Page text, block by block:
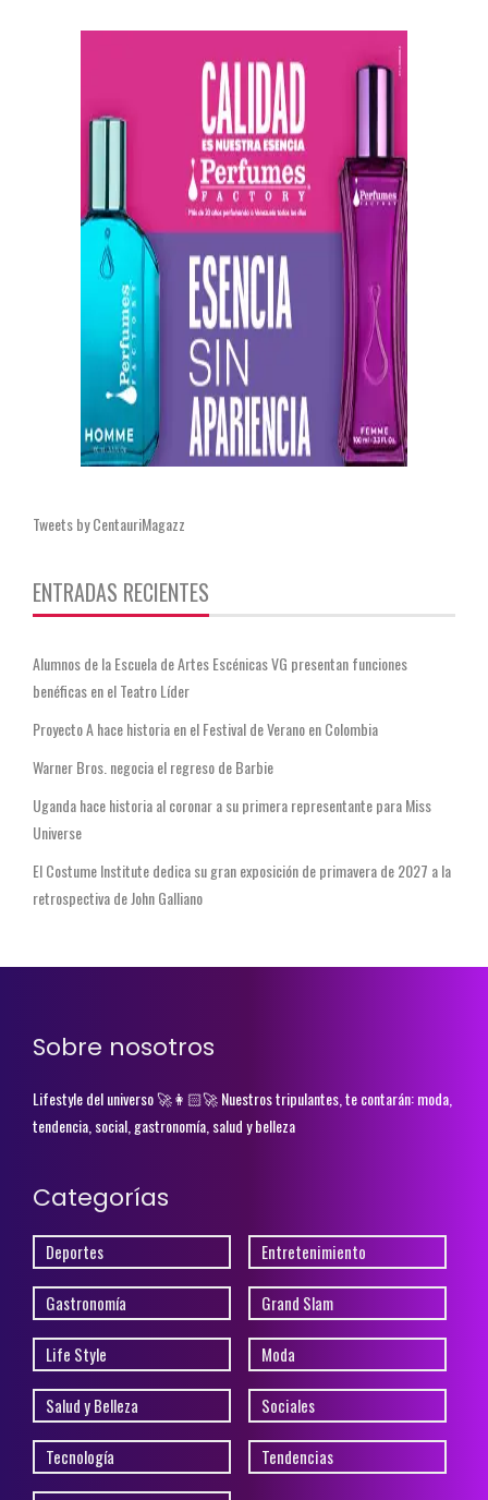
Tweets by CentauriMagazz
ENTRADAS RECIENTES
Alumnos de la Escuela de Artes Escénicas VG presentan funciones
benéficas en el Teatro Líder
Proyecto A hace historia en el Festival de Verano en Colombia
Warner Bros. negocia el regreso de Barbie
Uganda hace historia al coronar a su primera representante para Miss
Universe
El Costume Institute dedica su gran exposición de primavera de 2027 a la
retrospectiva de John Galliano
Sobre nosotros
Lifestyle del universo 🚀👩🏻‍🚀 Nuestros tripulantes, te contarán: moda,
tendencia, social, gastronomía, salud y belleza
Categorías
Deportes Entretenimiento
Gastronomía Grand Slam
Life Style Moda
Salud y Belleza Sociales
Tecnología Tendencias